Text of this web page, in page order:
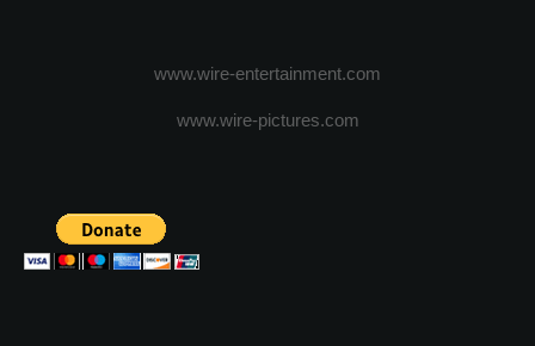
www.wire-entertainment.com
www.wire-pictures.com